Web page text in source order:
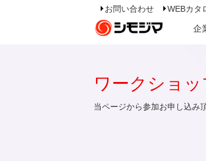
お問い合わせ WEBカタ
企
ワークショ
当ページから参加お申し込み